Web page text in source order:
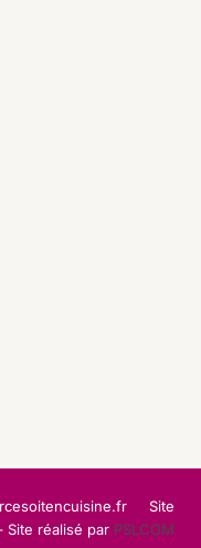
Site
Site réalisé par PSLCOM